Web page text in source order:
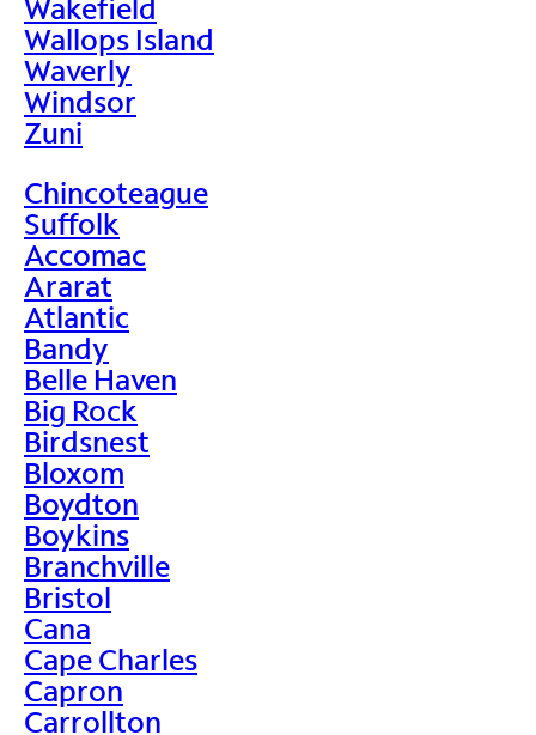
Wakefield
Wallops Island
Waverly
Windsor
Zuni
Chincoteague
Suffolk
Accomac
Ararat
Atlantic
Bandy
Belle Haven
Big Rock
Birdsnest
Bloxom
Boydton
Boykins
Branchville
Bristol
Cana
Cape Charles
Capron
Carrollton